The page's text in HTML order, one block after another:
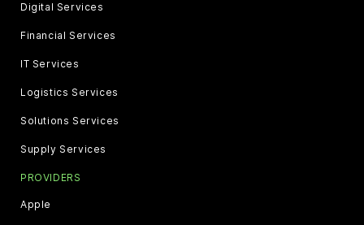
Digital Services
Financial Services
IT Services
Logistics Services
Solutions Services
Supply Services
PROVIDERS
Apple